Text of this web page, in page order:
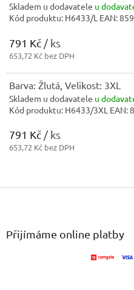
Skladem u dodavatele u
Kód produktu: H6433/L EAN:
791 Kč / ks
653,72 Kč bez DPH
Barva: Žlutá, Velikost: 3XL
Skladem u dodavatele u
Kód produktu: H6433/3XL EAN:
791 Kč / ks
653,72 Kč bez DPH
Přijímáme online platby